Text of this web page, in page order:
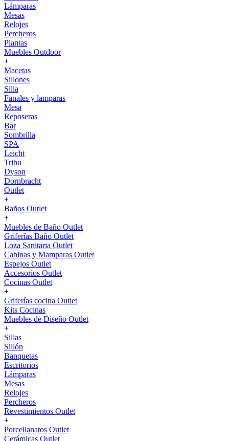
Lámparas
Mesas
Relojes
Percheros
Plantas
Muebles Outdoor
+
Macetas
Sillones
Silla
Fanales y lamparas
Mesa
Reposeras
Bar
Sombrilla
SPA
Leicht
Tribu
Dyson
Dornbracht
Outlet
+
Baños Outlet
+
Muebles de Baño Outlet
Griferîas Baño Outlet
Loza Sanitaria Outlet
Cabinas y Mamparas Outlet
Espejos Outlet
Accesorios Outlet
Cocinas Outlet
+
Griferías cocina Outlet
Kits Cocinas
Muebles de Diseño Outlet
+
Sillas
Sillón
Banquetas
Escritorios
Lámparas
Mesas
Relojes
Percheros
Revestimientos Outlet
+
Porcellanatos Outlet
Cerámicas Outlet